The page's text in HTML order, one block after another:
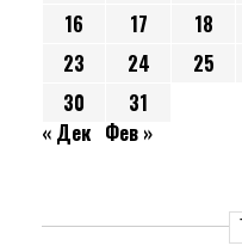
16
17 18
23
24 25
30
31
« Дек Фев »